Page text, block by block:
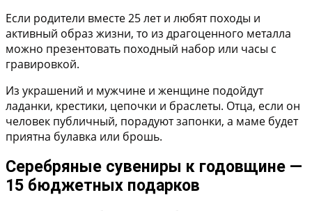
Если родители вместе 25 лет и любят походы и
активный образ жизни, то из драгоценного металла
можно презентовать походный набор или часы с
гравировкой.
Из украшений и мужчине и женщине подойдут
ладанки, крестики, цепочки и браслеты. Отца, если он
человек публичный, порадуют запонки, а маме будет
приятна булавка или брошь.
Серебряные сувениры к годовщине —
15 бюджетных подарков